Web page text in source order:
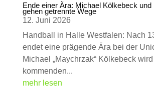
Ende einer Ära: Michael Kölkebeck und
gehen getrennte Wege
12. Juni 2026
Handball in Halle Westfalen: Nach
endet eine prägende Ära bei der
Michael „Maychrzak“ Kölkebeck
kommenden...
mehr lesen